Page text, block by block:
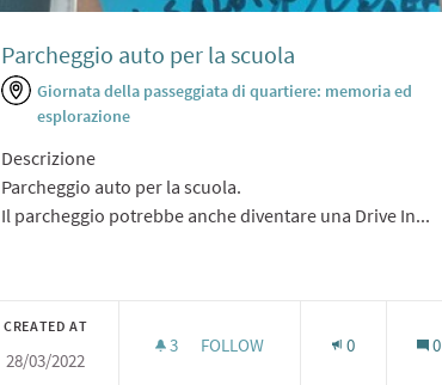
Parcheggio auto per la scuola
Giornata della passeggiata di quartiere: memoria ed
esplorazione
Descrizione
Parcheggio auto per la scuola.
Il parcheggio potrebbe anche diventare una Drive In...
CREATED AT
28/03/2022
3 3 FOLLOWERS
FOLLOW 0 0